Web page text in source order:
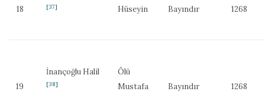
18 [37]
Hüseyin
Bayındır 1268
19
İnançoğlu Halil
[38]
Ölü
Mustafa
Bayındır 1268